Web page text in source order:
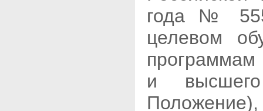
года №
целевом
программам
и